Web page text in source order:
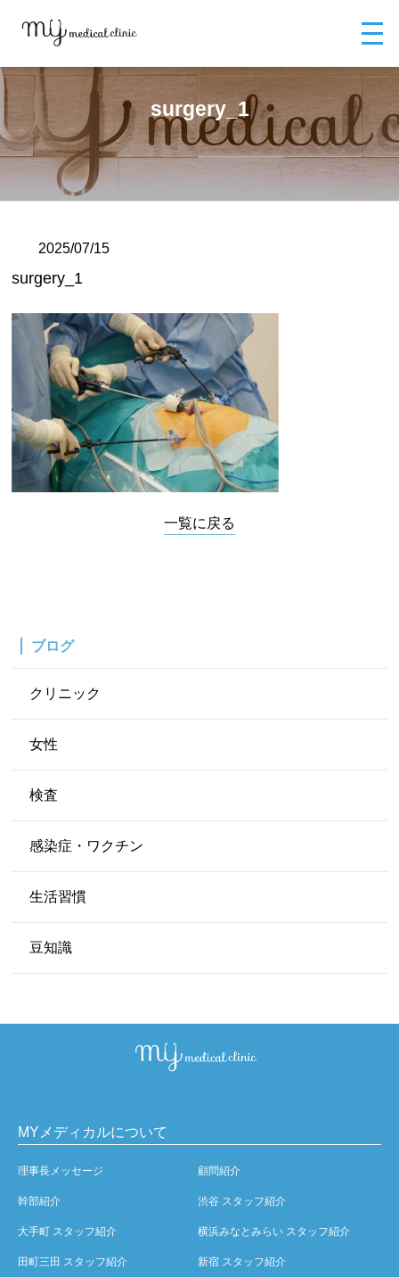
surgery_1
2025/07/15
surgery_1
一覧に戻る
ブログ
クリニック
女性
検査
感染症・ワクチン
生活習慣
豆知識
MYメディカルについて
理事長メッセージ 顧問紹介
幹部紹介 渋谷 スタッフ紹介
大手町 スタッフ紹介 横浜みなとみらい スタッフ紹介
田町三田 スタッフ紹介 新宿 スタッフ紹介